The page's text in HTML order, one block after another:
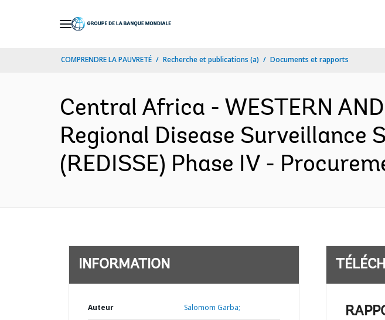
COMPRENDRE LA PAUVRETÉ Recherche et publications (a) Documents et rapports
Central Africa - WESTERN
Regional Disease Surveillance
(REDISSE) Phase IV -
INFORMATION
Auteur Salomom Garba;